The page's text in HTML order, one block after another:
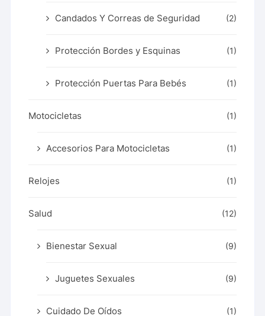
Candados Y Correas de Seguridad (2)
Protección Bordes y Esquinas (1)
Protección Puertas Para Bebés (1)
Motocicletas (1)
Accesorios Para Motocicletas (1)
Relojes (1)
Salud (12)
Bienestar Sexual (9)
Juguetes Sexuales (9)
Cuidado De Oídos (1)